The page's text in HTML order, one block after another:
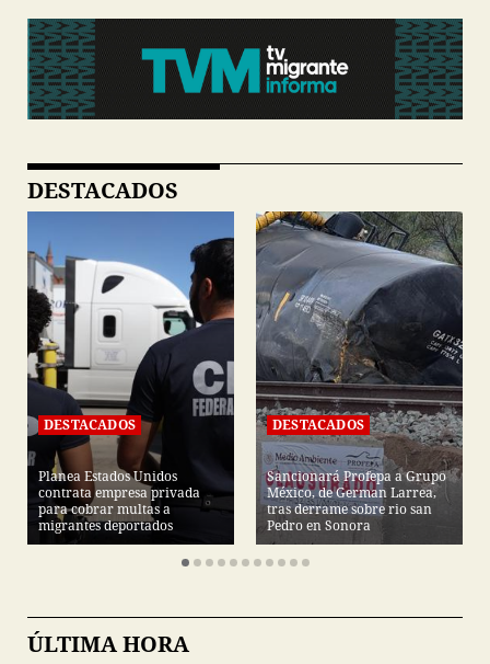
DESTACADOS
DESTACADOS
Planea Estados Unidos
contrata empresa privada
para cobrar multas a
migrantes deportados
DESTACADOS
Sancionará Profepa a Grupo
México, de German Larrea,
tras derrame sobre rio san
Pedro en Sonora
ÚLTIMA HORA